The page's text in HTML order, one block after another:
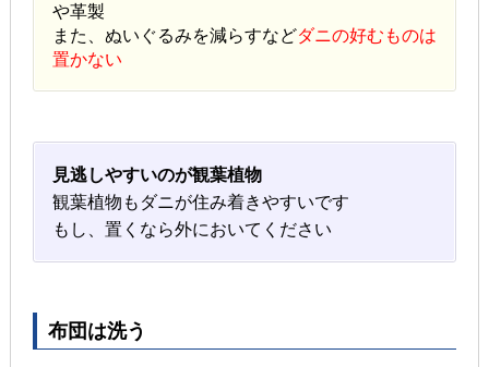
や革製
また、ぬいぐるみを減らすなどダニの好むものは
置かない
見逃しやすいのが観葉植物
観葉植物もダニが住み着きやすいです
もし、置くなら外においてください
布団は洗う